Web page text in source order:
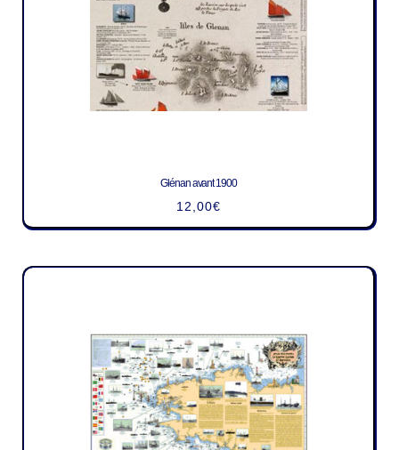
Glénan avant 1900
12,00€